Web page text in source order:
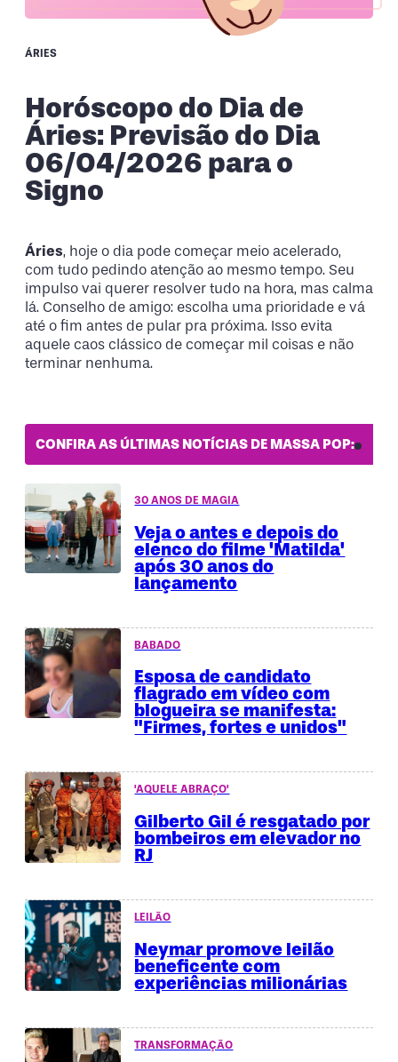
ÁRIES
Horóscopo do Dia de
Áries: Previsão do Dia
06/04/2026 para o
Signo
Áries, hoje o dia pode começar meio acelerado,
com tudo pedindo atenção ao mesmo tempo. Seu
impulso vai querer resolver tudo na hora, mas calma
lá. Conselho de amigo: escolha uma prioridade e vá
até o fim antes de pular pra próxima. Isso evita
aquele caos clássico de começar mil coisas e não
terminar nenhuma.
CONFIRA AS ÚLTIMAS NOTÍCIAS DE MASSA POP:
30 ANOS DE MAGIA
Veja o antes e depois do
elenco do filme 'Matilda'
após 30 anos do
lançamento
BABADO
Esposa de candidato
flagrado em vídeo com
blogueira se manifesta:
"Firmes, fortes e unidos"
'AQUELE ABRAÇO'
Gilberto Gil é resgatado por
bombeiros em elevador no
RJ
LEILÃO
Neymar promove leilão
beneficente com
experiências milionárias
TRANSFORMAÇÃO